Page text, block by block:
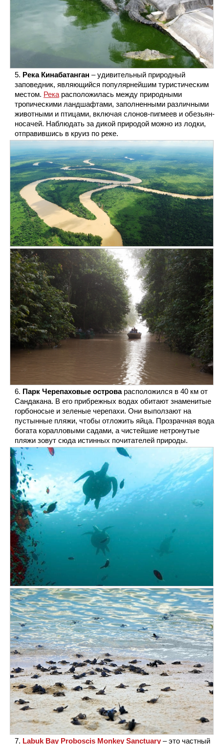
Река Кинабатанган – удивительный природный
заповедник, являющийся популярнейшим туристическим
местом. Река расположилась между природными
тропическими ландшафтами, заполненными различными
животными и птицами, включая слонов-пигмеев и обезьян-
носачей. Наблюдать за дикой природой можно из лодки,
отправившись в круиз по реке.
Парк Черепаховые островарасположился в 40 км от
Сандакана. В его прибрежных водах обитают знаменитые
горбоносые и зеленые черепахи. Они выползают на
пустынные пляжи, чтобы отложить яйца. Прозрачная вода
богата коралловыми садами, а чистейшие нетронутые
пляжи зовут сюда истинных почитателей природы.
Labuk Bay Proboscis Monkey Sanctuary – это частный